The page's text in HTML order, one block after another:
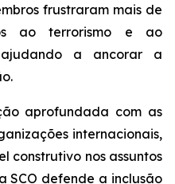
frustraram mais de
ao terrorismo e ao
a ancorar a
aprofundada com as
internacionais,
construtivo nos assuntos
SCO defende a inclusão